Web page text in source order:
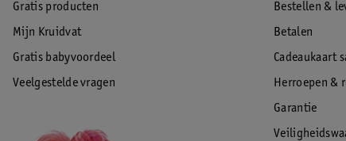
Gratis producten
Mijn Kruidvat
Gratis babyvoordeel
Veelgestelde vragen
Bestellen &
Betalen
Cadeaukaart
Herroepen &
Garantie